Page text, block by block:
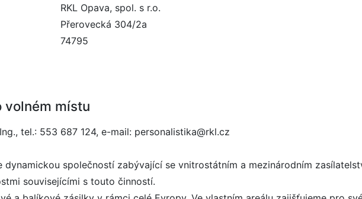
RKL Opava, spol. s r.o.
Přerovecká 304/2a
74795
volném místu
tel.: 553 687 124, e-mail: personalistika@rkl.cz
dynamickou společností zabývající se vnitrostátním a mezinárodním
souvisejícími s touto činností.